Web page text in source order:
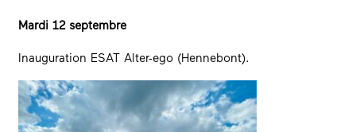
Mardi 12 septembre
Inauguration ESAT Alter-ego (Hennebont).